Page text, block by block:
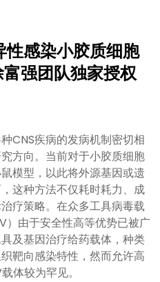
感染小胶质细胞
强团队独家授权
CNS疾病的发病机制密切相
方向。当前对于小胶质细胞
模型，以此将外源基因或遗
这种方法不仅耗时耗力、成
疗策略。在众多工具病毒载
由于安全性高等优势已被广
及基因治疗给药载体，种类
靶向感染特性，然而允许高
体较为罕见。